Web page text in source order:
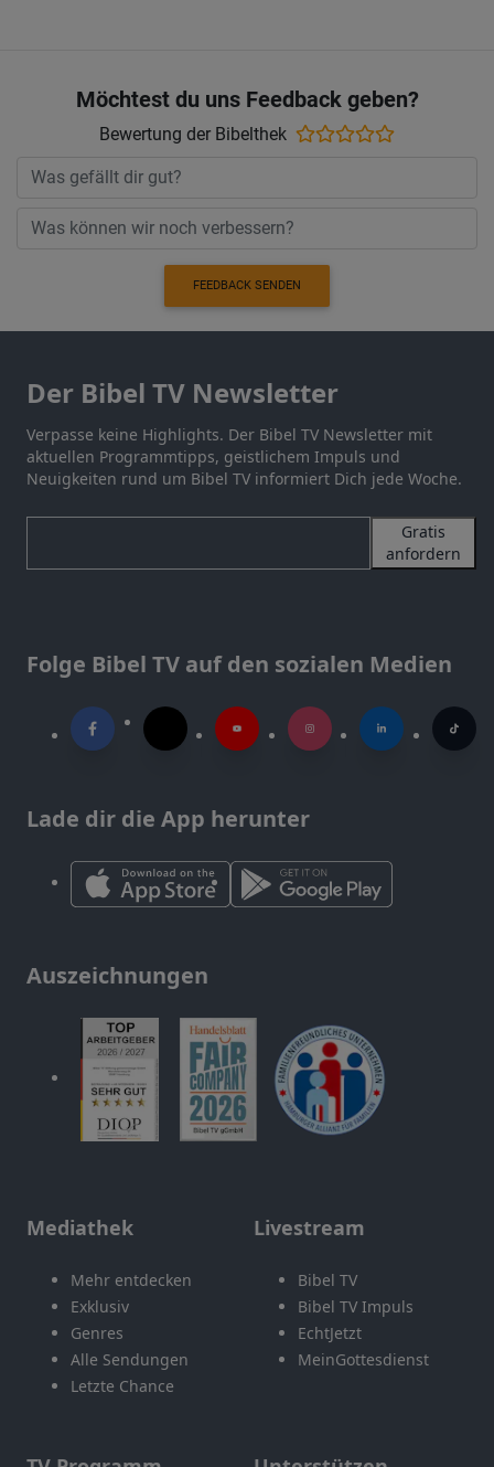
Möchtest du uns Feedback geben?
Bewertung der Bibelthek
FEEDBACK SENDEN
Der Bibel TV Newsletter
Verpasse keine Highlights. Der Bibel TV Newsletter mit
aktuellen Programmtipps, geistlichem Impuls und
Neuigkeiten rund um Bibel TV informiert Dich jede Woche.
Gratis
anfordern
Folge Bibel TV auf den sozialen Medien
Lade dir die App herunter
Auszeichnungen
Mediathek
Mehr entdecken
Exklusiv
Genres
Alle Sendungen
Letzte Chance
Livestream
Bibel TV
Bibel TV Impuls
EchtJetzt
MeinGottesdienst